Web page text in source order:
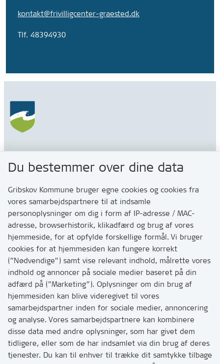
kontakt@frivilligcenter-graested.dk
Tlf. 48394930
Gribskov Kommune
Rådhusvej 3
3200 Helsinge
Kontakt
Skriv til os via Digital Post
Har du brug for at komme i kontakt med os? Se her
hvordan
Tip os om huller i vejen eller andet
T:7249 6000
Bemærk: vi har mange opkald mellem kl. 10 og 11
Links
Tilgængelighedserklæring
Du bestemmer over dine data
Gribskov Kommune bruger egne cookies og cookies fra
vores samarbejdspartnere til at indsamle
personoplysninger om dig i form af IP-adresse / MAC-
adresse, browserhistorik, klikadfærd og brug af vores
hjemmeside, for at opfylde forskellige formål. Vi bruger
cookies for at hjemmesiden kan fungere korrekt
(”Nødvendige”) samt vise relevant indhold, målrette vores
indhold og annoncer på sociale medier baseret på din
adfærd på (”Marketing”). Oplysninger om din brug af
hjemmesiden kan blive videregivet til vores
samarbejdspartner inden for sociale medier, annoncering
og analyse. Vores samarbejdspartnere kan kombinere
disse data med andre oplysninger, som har givet dem
tidligere, eller som de har indsamlet via din brug af deres
tjenester. Du kan til enhver til trække dit samtykke tilbage